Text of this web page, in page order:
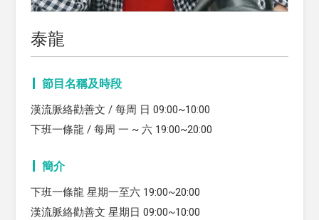
泰龍
節目名稱及時段
漢流脈絡勸善文 / 每周 日 09:00~10:00
下班一條龍 / 每周 一 ~ 六 19:00~20:00
簡介
下班一條龍 星期一至六 19:00~20:00
漢流脈絡勸善文 星期日 09:00~10:00